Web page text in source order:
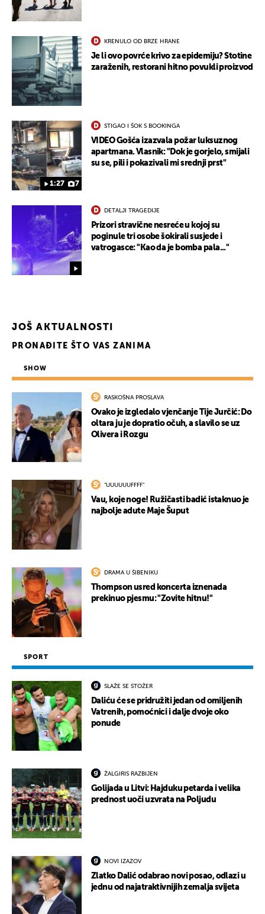
KRENULO OD BRZE HRANE
Je li ovo povrće krivo za epidemiju? Stotine
zaraženih, restorani hitno povukli proizvod
1:27 7
STIGAO I ŠOK S BOOKINGA
VIDEO Gošća izazvala požar luksuznog
apartmana. Vlasnik: "Dok je gorjelo, smijali
su se, pili i pokazivali mi srednji prst"
DETALJI TRAGEDIJE
Prizori stravične nesreće u kojoj su
poginule tri osobe šokirali susjede i
vatrogasce: "Kao da je bomba pala..."
JOŠ AKTUALNOSTI
PRONAĐITE ŠTO VAS ZANIMA
SHOW
RASKOŠNA PROSLAVA
Ovako je izgledalo vjenčanje Tije Jurčić: Do
oltara ju je dopratio očuh, a slavilo se uz
Olivera i Rozgu
"UUUUUUFFFF"
Vau, koje noge! Ružičasti badić istaknuo je
najbolje adute Maje Šuput
DRAMA U ŠIBENIKU
Thompson usred koncerta iznenada
prekinuo pjesmu: "Zovite hitnu!"
SPORT
SLAŽE SE STOŽER
Daliću će se pridružiti jedan od omiljenih
Vatrenih, pomoćnici i dalje dvoje oko
ponude
ŽALGIRIS RAZBIJEN
Golijada u Litvi: Hajduku petarda i velika
prednost uoči uzvrata na Poljudu
NOVI IZAZOV
Zlatko Dalić odabrao novi posao, odlazi u
jednu od najatraktivnijih zemalja svijeta